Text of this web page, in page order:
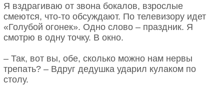
Я вздрагиваю от звона бокалов, взрослые
смеются, что-то обсуждают. По телевизору идет
«Голубой огонек». Одно слово – праздник. Я
смотрю в одну точку. В окно.
– Так, вот вы, обе, сколько можно нам нервы
трепать? – Вдруг дедушка ударил кулаком по
столу.